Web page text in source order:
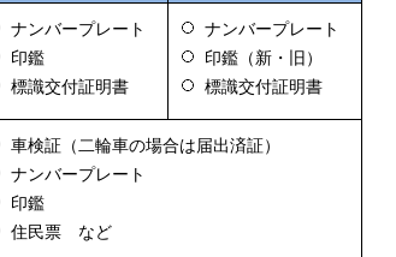
ナンバープレート
印鑑
標識交付証明書
ナンバープレート
印鑑（新・旧）
標識交付証明書
車検証（二輪車の場合は届出済証）
ナンバープレート
印鑑
住民票 など